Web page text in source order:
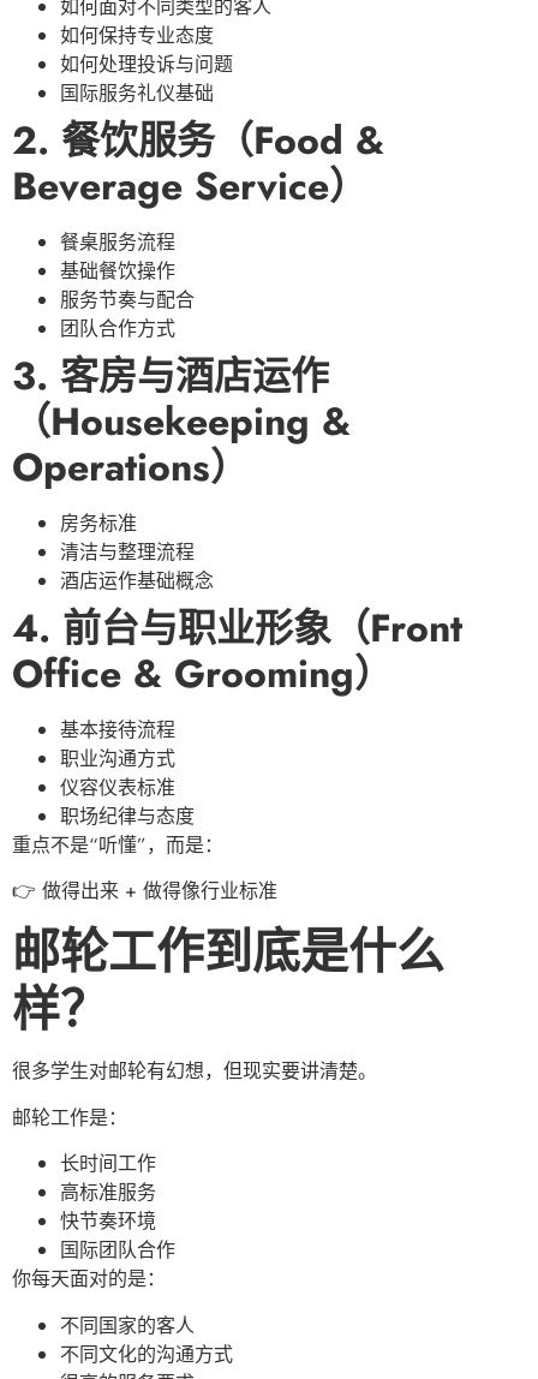
如何面对不同类型的客人
如何保持专业态度
如何处理投诉与问题
国际服务礼仪基础
2. 餐饮服务（Food &
Beverage Service）
餐桌服务流程
基础餐饮操作
服务节奏与配合
团队合作方式
3. 客房与酒店运作
（Housekeeping &
Operations）
房务标准
清洁与整理流程
酒店运作基础概念
4. 前台与职业形象（Front
Office & Grooming）
基本接待流程
职业沟通方式
仪容仪表标准
职场纪律与态度
重点不是“听懂”，而是：
👉 做得出来 + 做得像行业标准
邮轮工作到底是什么
样？
很多学生对邮轮有幻想，但现实要讲清楚。
邮轮工作是：
长时间工作
高标准服务
快节奏环境
国际团队合作
你每天面对的是：
不同国家的客人
不同文化的沟通方式